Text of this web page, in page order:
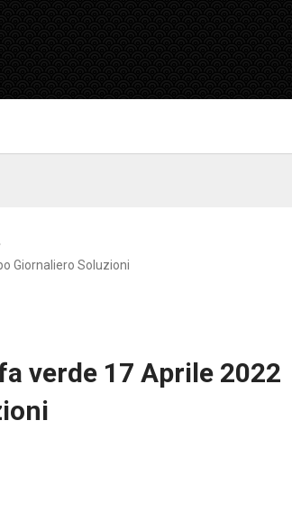
Giornaliero Soluzioni
verde 17 Aprile 2022